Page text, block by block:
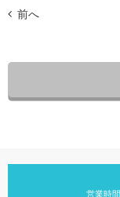
前へ
営業時